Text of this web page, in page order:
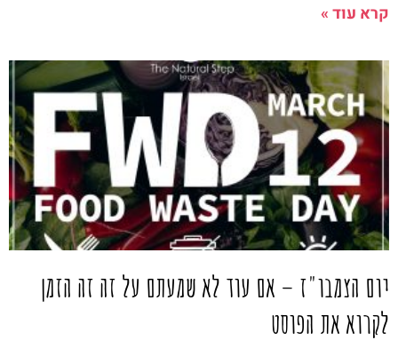
קרא עוד »
יום הצמבו"ז – אם עוד לא שמעתם על זה זה הזמן
לקרוא את הפוסט